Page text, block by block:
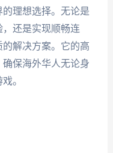
理想选择。无论是
还是实现顺畅连
解决方案。它的高
保海外华人无论身
。